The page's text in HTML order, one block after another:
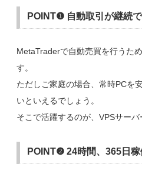
POINT❶ 自動取引が継続
MetaTraderで自動売買を行うた
す。
ただしご家庭の場合、常時PCを
いといえるでしょう。
そこで活躍するのが、VPSサーバ
POINT❷ 24時間、365日